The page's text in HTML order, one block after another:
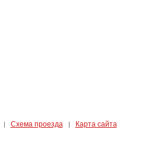
| Схема проезда |
Карта сайта